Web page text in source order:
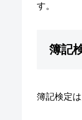
す。
簿記
簿記検定